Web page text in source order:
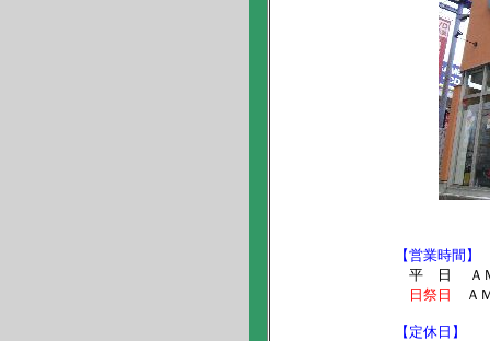
【営業時間】
平 日 ＡＭ
日祭日
Ａ
【定休日】